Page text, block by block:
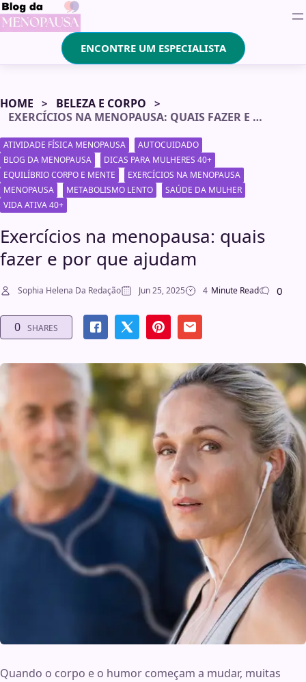
ENCONTRE UM ESPECIALISTA
HOME
BELEZA E CORPO
EXERCÍCIOS NA MENOPAUSA: QUAIS FAZER E POR QUE AJUDAM
ATIVIDADE FÍSICA MENOPAUSA
AUTOCUIDADO
BLOG DA MENOPAUSA
DICAS PARA MULHERES 40+
EQUILÍBRIO CORPO E MENTE
EXERCÍCIOS NA MENOPAUSA
MENOPAUSA
METABOLISMO LENTO
SAÚDE DA MULHER
VIDA ATIVA 40+
Exercícios na menopausa: quais
fazer e por que ajudam
Sophia Helena Da Redação Jun 25, 2025 4 Minute Read 0
0 SHARES
Quando o corpo e o humor começam a mudar, muitas